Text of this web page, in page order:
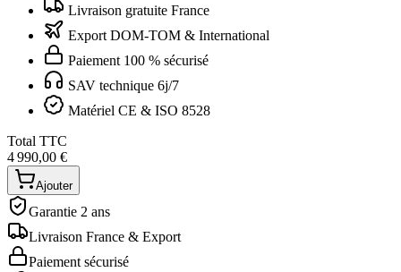
Livraison gratuite France
Export DOM-TOM & International
Paiement 100 % sécurisé
SAV technique 6j/7
Matériel CE & ISO 8528
Total TTC
4 990,00 €
Ajouter
Garantie 2 ans
Livraison France & Export
Paiement sécurisé